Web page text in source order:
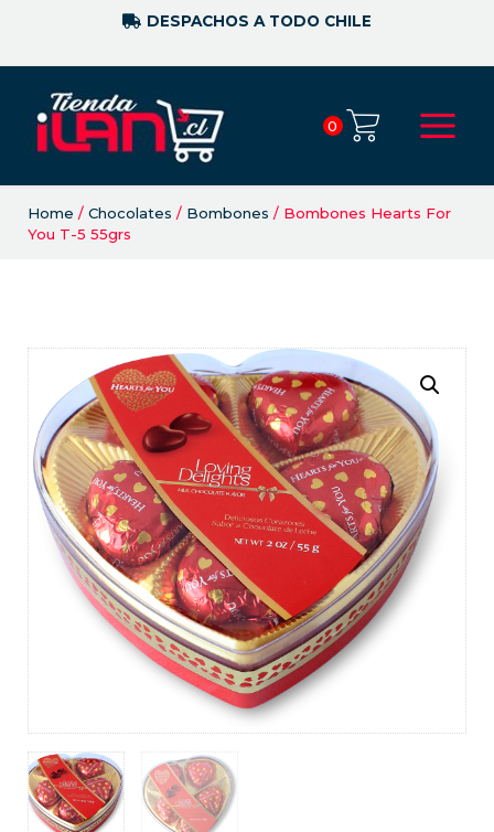
DESPACHOS A TODO CHILE
0
Home / Chocolates / Bombones / Bombones Hearts For
You T-5 55grs